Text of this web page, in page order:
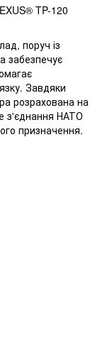
TP-120
поруч із
забезпечує
Завдяки
розрахована на
з'єднання НАТО
призначення.